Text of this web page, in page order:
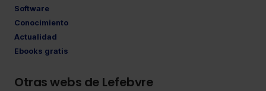
Software
Conocimiento
Actualidad
Ebooks gratis
Otras webs de Lefebvre